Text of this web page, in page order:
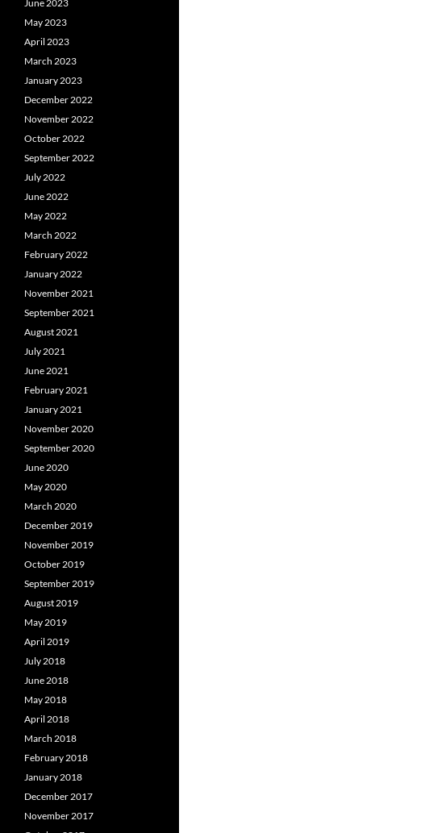
June 2023
May 2023
April 2023
March 2023
January 2023
December 2022
November 2022
October 2022
September 2022
July 2022
June 2022
May 2022
March 2022
February 2022
January 2022
November 2021
September 2021
August 2021
July 2021
June 2021
February 2021
January 2021
November 2020
September 2020
June 2020
May 2020
March 2020
December 2019
November 2019
October 2019
September 2019
August 2019
May 2019
April 2019
July 2018
June 2018
May 2018
April 2018
March 2018
February 2018
January 2018
December 2017
November 2017